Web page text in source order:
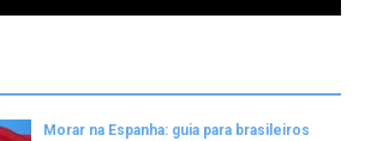
Morar na Espanha: guia para brasileiros